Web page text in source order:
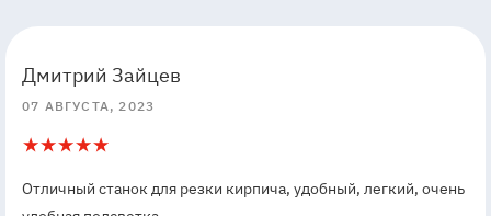
55
Дмитрий Зайцев
07 АВГУСТА, 2023
5
1
Отличный станок для резки кирпича, удобный, легкий, очень